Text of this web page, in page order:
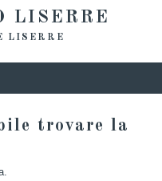
LISERRE
LISERRE
trovare la